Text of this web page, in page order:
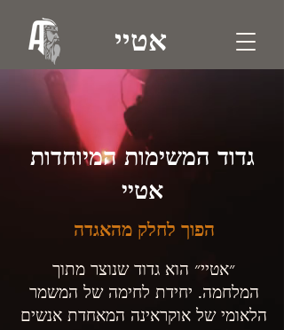
גדוד המשימות המיוחדות
אטיי
הפוך לחלק מהאגדה
״אטיי״ הוא גדוד שנוצר מתוך
המלחמה. יחידת לחימה של המשמר
הלאומי של אוקראינה המאחדת אנשים
אטיי